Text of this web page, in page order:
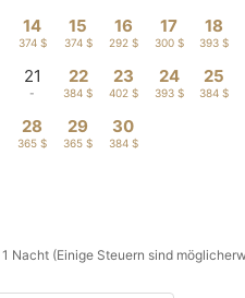
14
374 $
15
374 $
16
292 $
17
300 $
18
393 $
21
-
22
384 $
23
402 $
24
393 $
25
384 $
28
365 $
29
365 $
30
384 $
Nacht (Einige Steuern sind